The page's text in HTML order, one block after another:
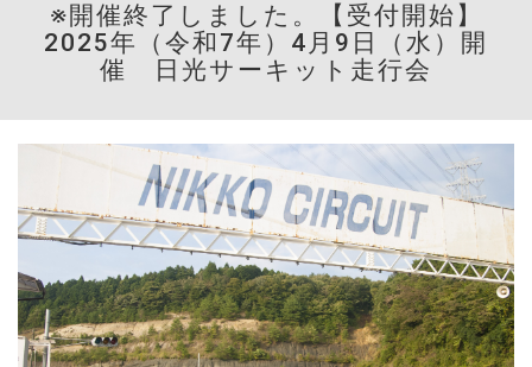
※開催終了しました。【受付開始】
2025年（令和7年）4月9日（水）開
催 日光サーキット走行会